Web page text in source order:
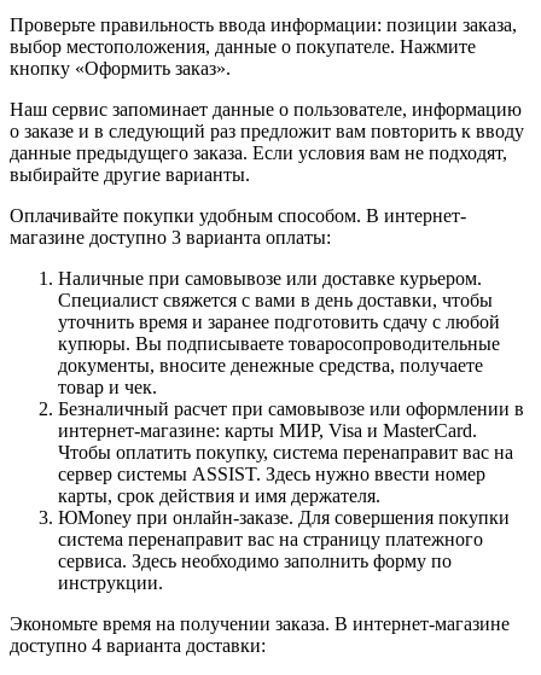
Проверьте правильность ввода информации: позиции заказа,
выбор местоположения, данные о покупателе. Нажмите
кнопку «Оформить заказ».
Наш сервис запоминает данные о пользователе, информацию
о заказе и в следующий раз предложит вам повторить к вводу
данные предыдущего заказа. Если условия вам не подходят,
выбирайте другие варианты.
Оплачивайте покупки удобным способом. В интернет-
магазине доступно 3 варианта оплаты:
Наличные при самовывозе или доставке курьером.
Специалист свяжется с вами в день доставки, чтобы
уточнить время и заранее подготовить сдачу с любой
купюры. Вы подписываете товаросопроводительные
документы, вносите денежные средства, получаете
товар и чек.
Безналичный расчет при самовывозе или оформлении в
интернет-магазине: карты МИР, Visa и MasterCard.
Чтобы оплатить покупку, система перенаправит вас на
сервер системы ASSIST. Здесь нужно ввести номер
карты, срок действия и имя держателя.
ЮMoney при онлайн-заказе. Для совершения покупки
система перенаправит вас на страницу платежного
сервиса. Здесь необходимо заполнить форму по
инструкции.
Экономьте время на получении заказа. В интернет-магазине
доступно 4 варианта доставки: